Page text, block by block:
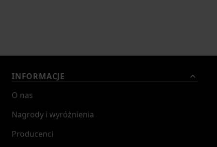
INFORMACJE
O nas
Nagrody i wyróżnienia
Producenci